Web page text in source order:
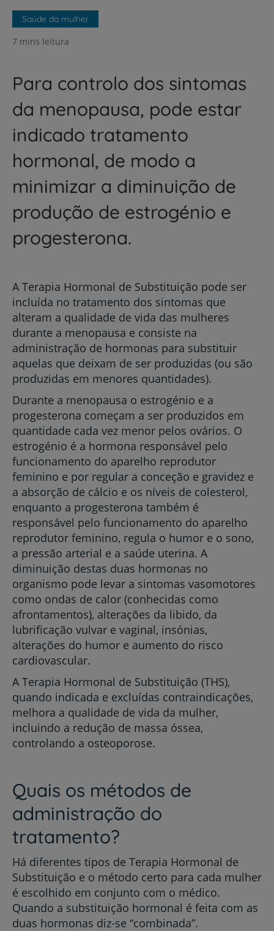
Saúde da mulher
7 mins leitura
Para controlo dos sintomas
da menopausa, pode estar
indicado tratamento
hormonal, de modo a
minimizar a diminuição de
produção de estrogénio e
progesterona.
A Terapia Hormonal de Substituição pode ser
incluída no tratamento dos sintomas que
alteram a qualidade de vida das mulheres
durante a menopausa e consiste na
administração de hormonas para substituir
aquelas que deixam de ser produzidas (ou são
produzidas em menores quantidades).
Durante a menopausa o estrogénio e a
progesterona começam a ser produzidos em
quantidade cada vez menor pelos ovários. O
estrogénio é a hormona responsável pelo
funcionamento do aparelho reprodutor
feminino e por regular a conceção e gravidez e
a absorção de cálcio e os níveis de colesterol,
enquanto a progesterona também é
responsável pelo funcionamento do aparelho
reprodutor feminino, regula o humor e o sono,
a pressão arterial e a saúde uterina. A
diminuição destas duas hormonas no
organismo pode levar a sintomas vasomotores
como ondas de calor (conhecidas como
afrontamentos), alterações da libido, da
lubrificação vulvar e vaginal, insónias,
alterações do humor e aumento do risco
cardiovascular.
A Terapia Hormonal de Substituição (THS),
quando indicada e excluídas contraindicações,
melhora a qualidade de vida da mulher,
incluindo a redução de massa óssea,
controlando a osteoporose.
Quais os métodos de
administração do
tratamento?
Há diferentes tipos de Terapia Hormonal de
Substituição e o método certo para cada mulher
é escolhido em conjunto com o médico.
Quando a substituição hormonal é feita com as
duas hormonas diz-se “combinada”.